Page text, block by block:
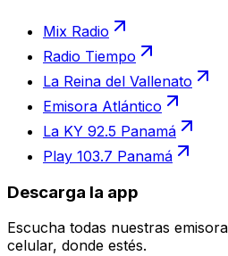
Mix Radio
Radio Tiempo
La Reina del Vallenato
Emisora Atlántico
La KY 92.5 Panamá
Play 103.7 Panamá
Descarga la app
Escucha todas nuestras
celular, donde estés.